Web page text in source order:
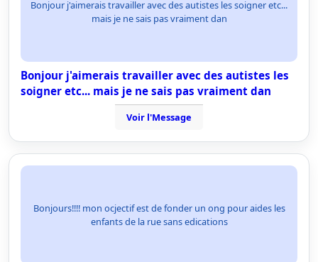
Bonjour j'aimerais travailler avec des autistes les soigner etc...
mais je ne sais pas vraiment dan
Bonjour j'aimerais travailler avec des autistes les
soigner etc... mais je ne sais pas vraiment dan
Voir l'Message
Bonjours!!!! mon ocjectif est de fonder un ong pour aides les
enfants de la rue sans edications